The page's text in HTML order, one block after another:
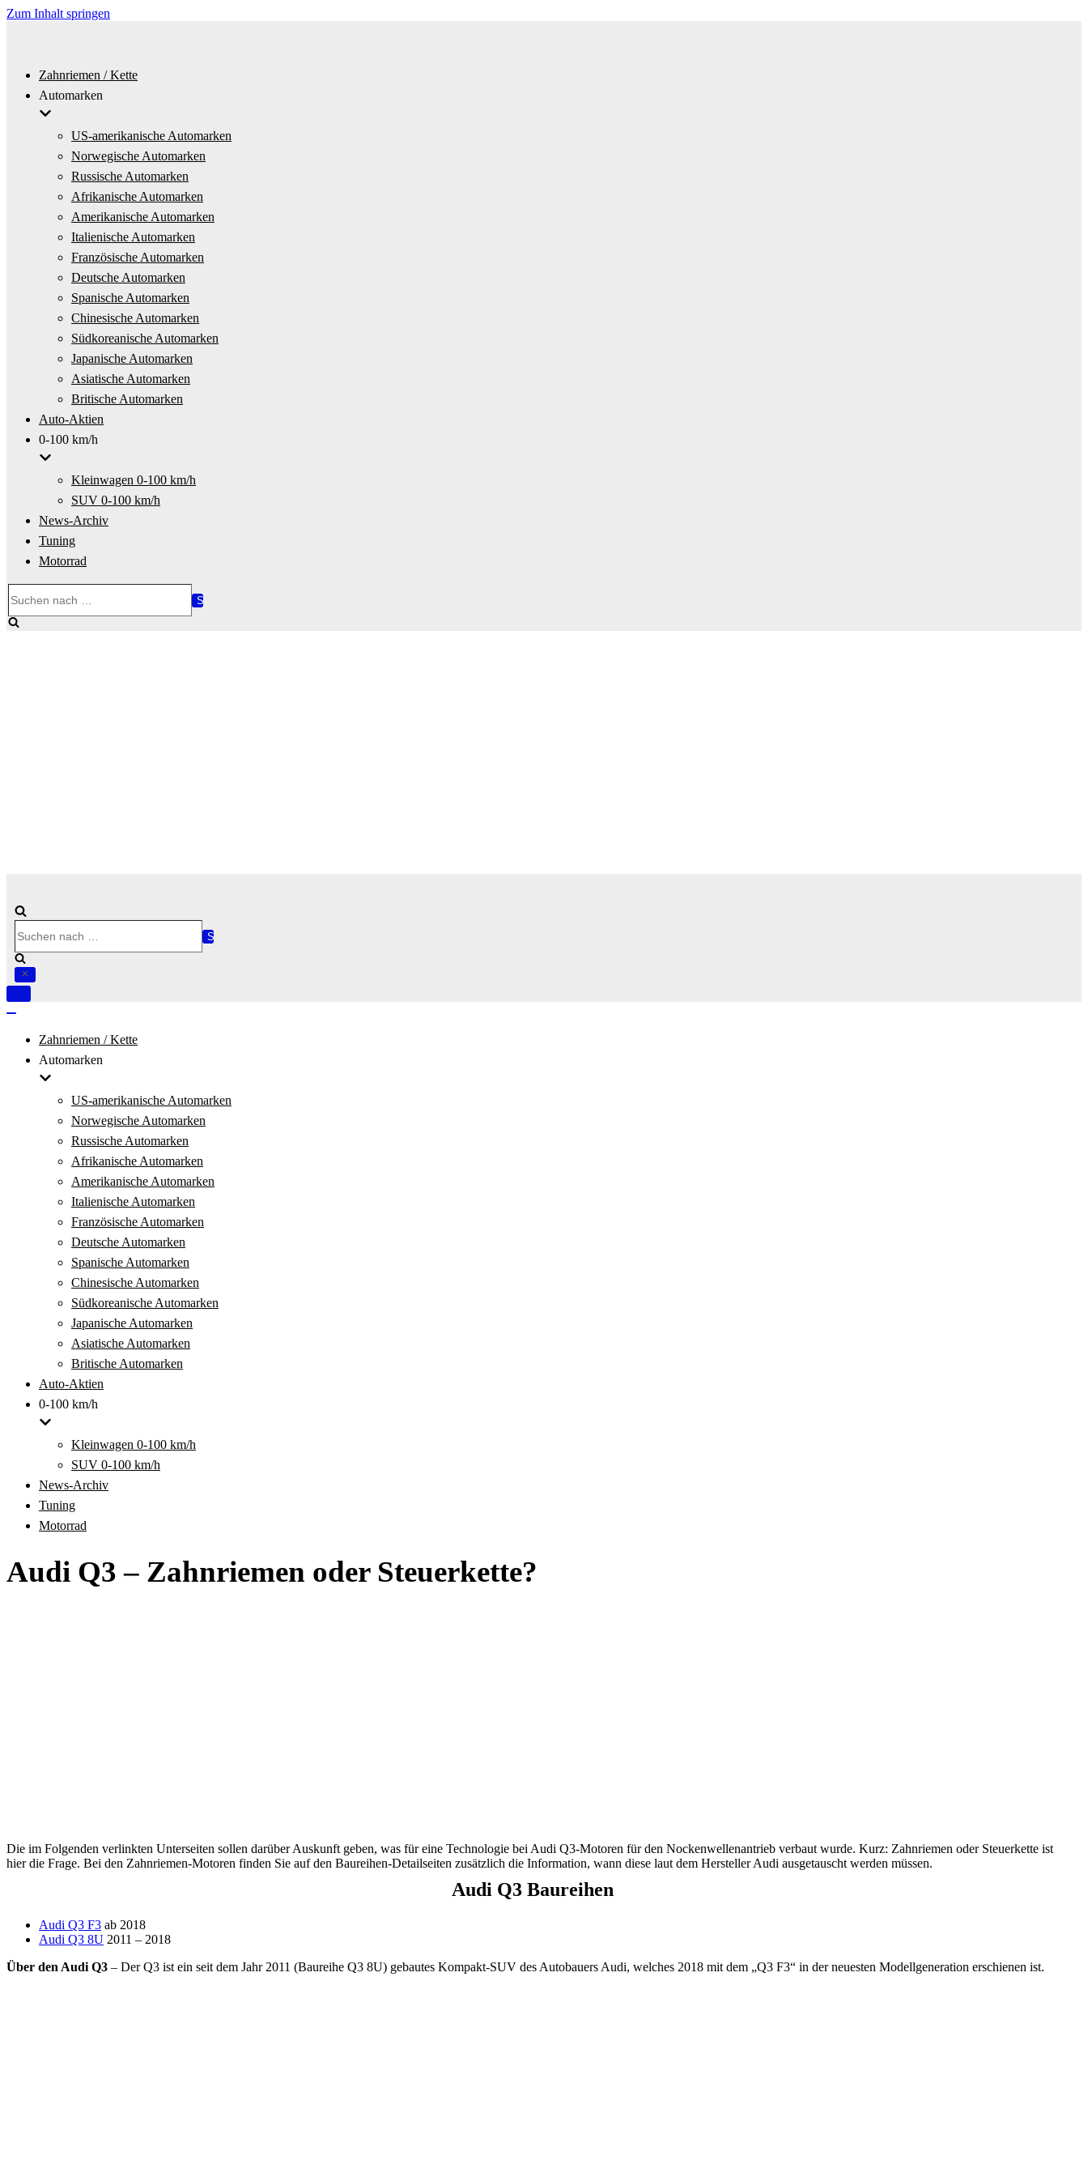
Zum Inhalt springen
Zahnriemen / Kette
Automarken
US-amerikanische Automarken
Norwegische Automarken
Russische Automarken
Afrikanische Automarken
Amerikanische Automarken
Italienische Automarken
Französische Automarken
Deutsche Automarken
Spanische Automarken
Chinesische Automarken
Südkoreanische Automarken
Japanische Automarken
Asiatische Automarken
Britische Automarken
Auto-Aktien
0-100 km/h
Kleinwagen 0-100 km/h
SUV 0-100 km/h
News-Archiv
Tuning
Motorrad
nach …
nach …
Navigation
Zahnriemen / Kette
Automarken
US-amerikanische Automarken
Norwegische Automarken
Russische Automarken
Afrikanische Automarken
Amerikanische Automarken
Italienische Automarken
Französische Automarken
Deutsche Automarken
Spanische Automarken
Chinesische Automarken
Südkoreanische Automarken
Japanische Automarken
Asiatische Automarken
Britische Automarken
Auto-Aktien
0-100 km/h
Kleinwagen 0-100 km/h
SUV 0-100 km/h
News-Archiv
Tuning
Motorrad
Audi Q3 – Zahnriemen oder Steuerkette?
Die im Folgenden verlinkten Unterseiten sollen darüber Auskunft geben, was für eine Technologie bei Audi Q3-Motoren für den Nockenwellenantrieb verbaut wurde. Kurz: Zahnriemen oder Steuerkette ist
hier die Frage. Bei den Zahnriemen-Motoren finden Sie auf den Baureihen-Detailseiten zusätzlich die Information, wann diese laut dem Hersteller Audi ausgetauscht werden müssen.
Audi Q3 Baureihen
Audi Q3 F3 ab 2018
Audi Q3 8U 2011 – 2018
Über den Audi Q3 – Der Q3 ist ein seit dem Jahr 2011 (Baureihe Q3 8U) gebautes Kompakt-SUV des Autobauers Audi, welches 2018 mit dem „Q3 F3“ in der neuesten Modellgeneration erschienen ist.